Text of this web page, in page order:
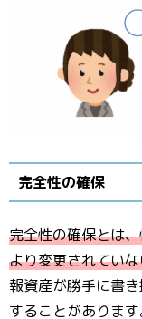
完全性の確保
完全性の確保とは
より変更されてい
報資産が勝手に書
することがありま